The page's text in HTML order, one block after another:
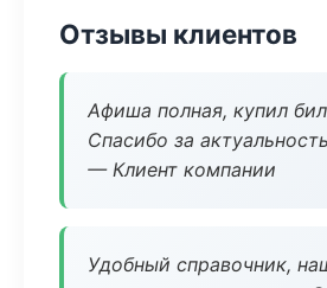
Отзывы клиентов
Афиша полная, купил
Спасибо за
— Клиент компании
Удобный справочник,